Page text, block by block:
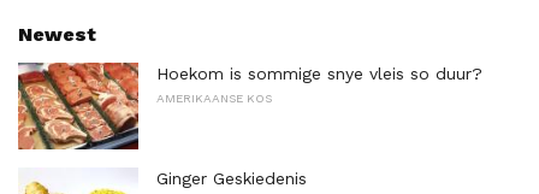
Newest
Hoekom is sommige snye vleis so duur?
AMERIKAANSE KOS
Ginger Geskiedenis